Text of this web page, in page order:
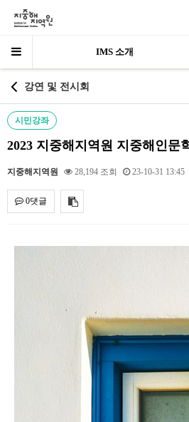
IMS 소개
강연 및 전시회
시민강좌
2023 지중해지역원 지중해인
지중해지역원 28,194 조회 23-10-31 13:45
0댓글
내용